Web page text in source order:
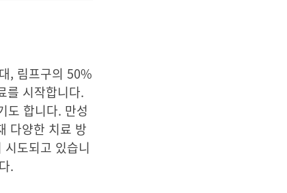
, 림프구의 50%
를 시작합니다.
도 합니다. 만성
다양한 치료 방
도되고 있습니
.